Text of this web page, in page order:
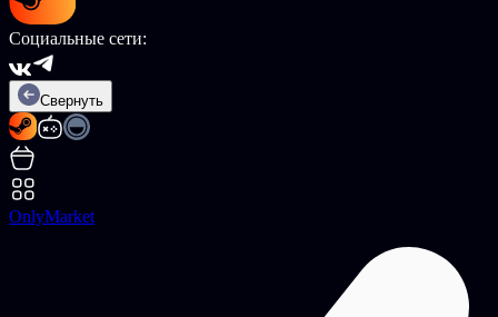
Социальные сети:
Свернуть
OnlyMarket